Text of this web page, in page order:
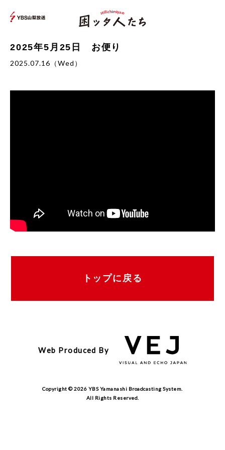
2025年5月25日 お便り
2025.07.16（Wed）
トップに戻る
Web Produced By
Copyright ©2026 YBS Yamanashi Broadcasting System.
All Rights Reserved.